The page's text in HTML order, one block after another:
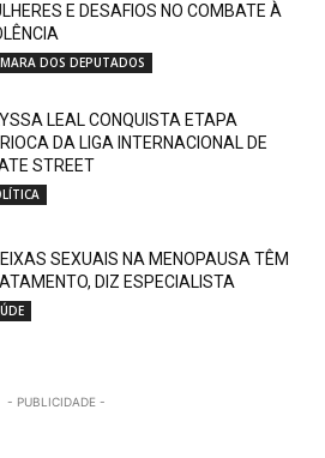
E DESAFIOS NO COMBATE À
DOS DEPUTADOS
LEAL CONQUISTA ETAPA
DA LIGA INTERNACIONAL DE
STREET
SEXUAIS NA MENOPAUSA TÊM
DIZ ESPECIALISTA
- PUBLICIDADE -